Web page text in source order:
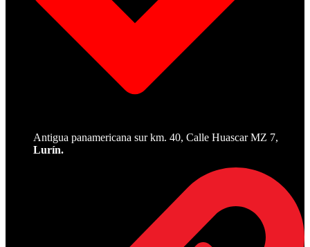
Antigua panamericana sur km. 40, Calle Huascar MZ 7,
Lurín.